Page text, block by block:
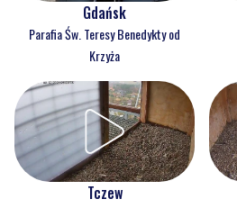
Gdańsk
Parafia Św. Teresy Benedykty od
Krzyża
Tczew